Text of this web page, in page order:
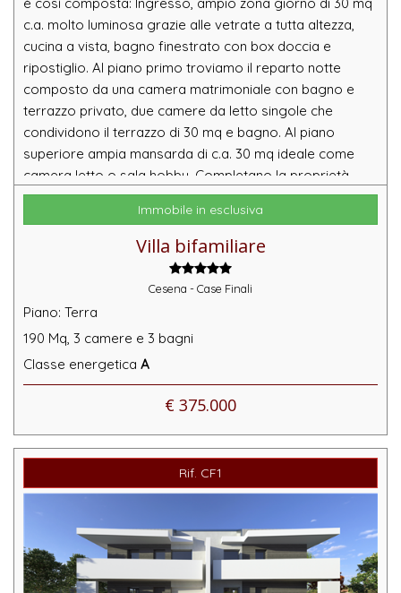
c.a. molto luminosa grazie alle vetrate a tutta altezza,
cucina a vista, bagno finestrato con box doccia e
ripostiglio. Al piano primo troviamo il reparto notte
composto da una camera matrimoniale con bagno e
terrazzo privato, due camere da letto singole che
condividono il terrazzo di 30 mq e bagno. Al piano
superiore ampia mansarda di c.a. 30 mq ideale come
camera letto o sala hobby. Completano la proprietà
ampio giardino circostante di c.a. 250 mq e garage. La
zona completamente nuova presenta un percorso
pedonale che in pochi minuti a piedi porta nel centro di
Immobile in esclusiva
Villa bifamiliare
Cesena - Case Finali
Piano: Terra
190 Mq, 3 camere e 3 bagni
Classe energetica A
€ 375.000
Rif. CF1